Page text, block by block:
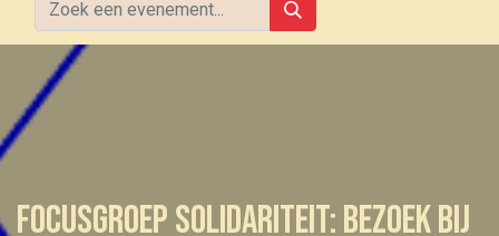
Focusgroep solidariteit: bezoek bij